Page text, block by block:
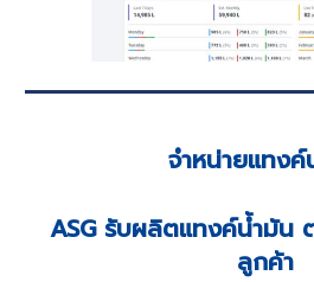
จำหน่ายแทง
ASG รับผลิตแทงค์น้ำมัน
ลูกค้า